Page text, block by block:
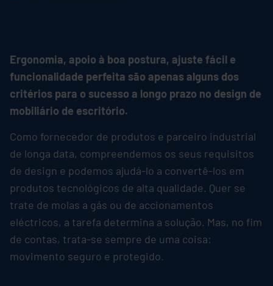
Ergonomia, apoio à boa postura, ajuste fácil e
funcionalidade perfeita são apenas alguns dos
critérios para o sucesso a longo prazo no design de
mobiliário de escritório.
Como fornecedor de produtos e parceiro industrial
de longa data, compreendemos os seus requisitos
de design e podemos ajudá-lo a convertê-los em
produtos tecnológicos de alta qualidade. Quer se
trate de molas a gás ou de accionamentos
eléctricos, a tarefa determina a solução. Mas, no fim
de contas, trata-se sempre de uma coisa:
movimento seguro e protegido.